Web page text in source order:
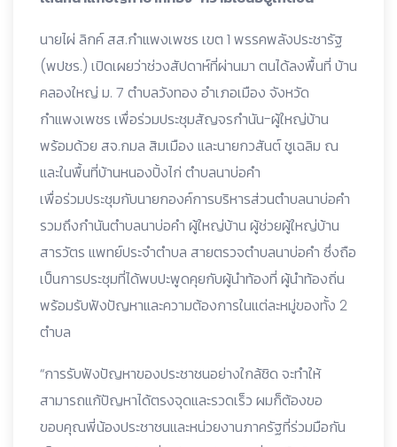
นายไผ่ ลิกค์ สส.กำแพงเพชร เขต 1 พรรคพลังประชารัฐ
(พปชร.) เปิดเผยว่าช่วงสัปดาห์ที่ผ่านมา ตนได้ลงพื้นที่ บ้าน
คลองใหญ่ ม. 7 ตำบลวังทอง อำเภอเมือง จังหวัด
กำแพงเพชร เพื่อร่วมประชุมสัญจรกำนัน-ผู้ใหญ่บ้าน
พร้อมด้วย สจ.กมล สิมเมือง และนายกวสันต์ ชูเฉลิม ณ
และในพื้นที่บ้านหนองปิ้งไก่ ตำบลนาบ่อคำ
เพื่อร่วมประชุมกับนายกองค์การบริหารส่วนตำบลนาบ่อคำ
รวมถึงกำนันตำบลนาบ่อคำ ผู้ใหญ่บ้าน ผู้ช่วยผู้ใหญ่บ้าน
สารวัตร แพทย์ประจำตำบล สายตรวจตำบลนาบ่อคำ ซึ่งถือ
เป็นการประชุมที่ได้พบปะพูดคุยกับผู้นำท้องที่ ผู้นำท้องถิ่น
พร้อมรับฟังปัญหาและความต้องการในแต่ละหมู่ของทั้ง 2
ตำบล
“การรับฟังปัญหาของประชาชนอย่างใกล้ชิด จะทำให้
สามารถแก้ปัญหาได้ตรงจุดและรวดเร็ว ผมก็ต้องขอ
ขอบคุณพี่น้องประชาชนและหน่วยงานภาครัฐที่ร่วมมือกัน